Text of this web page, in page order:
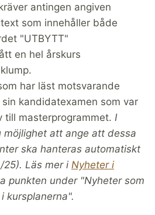
antingen angiven
som innehåller både
"UTBYTT"
en hel årskurs
har läst motsvarande
kandidatexamen som var
till masterprogrammet. I
möjlighet att ange att dessa
ska hanteras automatiskt
Läs mer i Nyheter i
punkten under "Nyheter som
kursplanerna".